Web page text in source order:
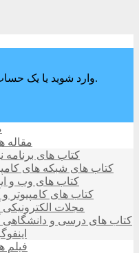
وارد شوید یا یک حساب کاربری جدید ایجاد کنید.
مقاله
کتاب های برنامه
کتاب های شبکه های
کتاب های وب و
کتاب های کامپیوتر
مجلات
کتاب های درسی و دانشگاهی
فیلم